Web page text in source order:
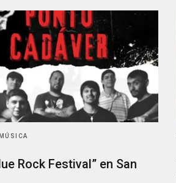
MÚSICA
Rock Festival” en San